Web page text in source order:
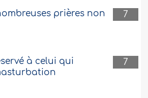
7
prières non
7
à celui qui